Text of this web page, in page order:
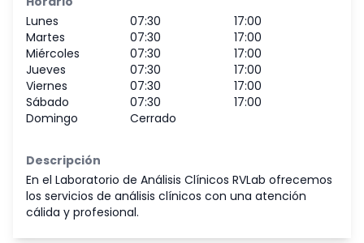
Horario
Lunes
07:30
17:00
Martes
07:30
17:00
Miércoles
07:30
17:00
Jueves
07:30
17:00
Viernes
07:30
17:00
Sábado
07:30
17:00
Domingo
Cerrado
Descripción
En el Laboratorio de Análisis Clínicos RVLab ofrecemos
los servicios de análisis clínicos con una atención
cálida y profesional.